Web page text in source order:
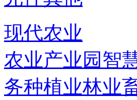
现代农业
农业产业园智
务种植业林业